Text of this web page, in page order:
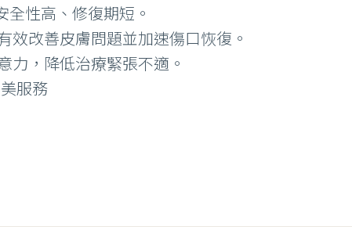
全性高、修復期短。
效改善皮膚問題並加速傷口恢復。
力，降低治療緊張不適。
服務